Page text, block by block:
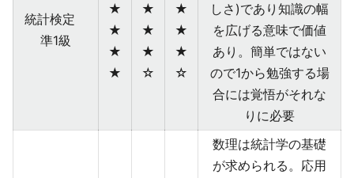
統計検定
準1級
★
★
★
★
★
★
★
☆
★
★
★
☆
しさ)であり知識の幅
を広げる意味で価値
あり。簡単ではない
ので1から勉強する場
合には覚悟がそれな
りに必要
数理は統計学の基礎
が求められる。応用